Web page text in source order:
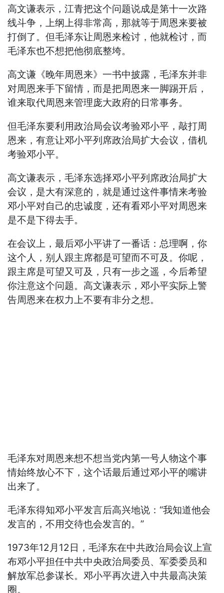
高文谦表示，江青把这个问题说成是第十一次路
线斗争，上纲上得非常高，那就等于周恩来要被
打倒了。但毛泽东让周恩来检讨，他就检讨，而
毛泽东也不想把他彻底整垮。
高文谦《晚年周恩来》一书中披露，毛泽东并非
对周恩来手下留情，而是把周恩来一脚踢开后，
谁来取代周恩来管理庞大政府的日常事务。
但毛泽东要利用政治局会议考验邓小平，敲打周
恩来，有意让邓小平列席政治局扩大会议，借机
考验邓小平。
高文谦表示，毛泽东选择邓小平列席政治局扩大
会议，是大有深意的，就是通过这件事情来考验
邓小平对自己的忠诚度，还有看邓小平对周恩来
是不是下得去手。
在会议上，最后邓小平讲了一番话：总理啊，你
这个人，别人跟主席都是可望而不可及。你呢，
跟主席是可望又可及，只有一步之遥，今后希望
你注意这个问题。高文谦表示，邓小平实际上警
告周恩来在权力上不要有非分之想。
毛泽东对周恩来想不想当党内第一号人物这个事
情始终放心不下，这个话最后通过邓小平的嘴讲
出来了。
毛泽东得知邓小平发言后高兴地说：“我知道他会
发言的，不用交待也会发言的。”
1973年12月12日，毛泽东在中共政治局会议上宣
布邓小平担任中共中央政治局委员、军委委员和
解放军总参谋长。邓小平再次进入中共最高决策
圈。